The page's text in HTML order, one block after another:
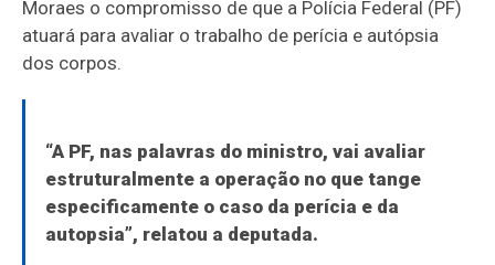
Moraes o compromisso de que a Polícia Federal (PF)
atuará para avaliar o trabalho de perícia e autópsia
dos corpos.
“A PF, nas palavras do ministro, vai avaliar
estruturalmente a operação no que tange
especificamente o caso da perícia e da
autopsia”, relatou a deputada.